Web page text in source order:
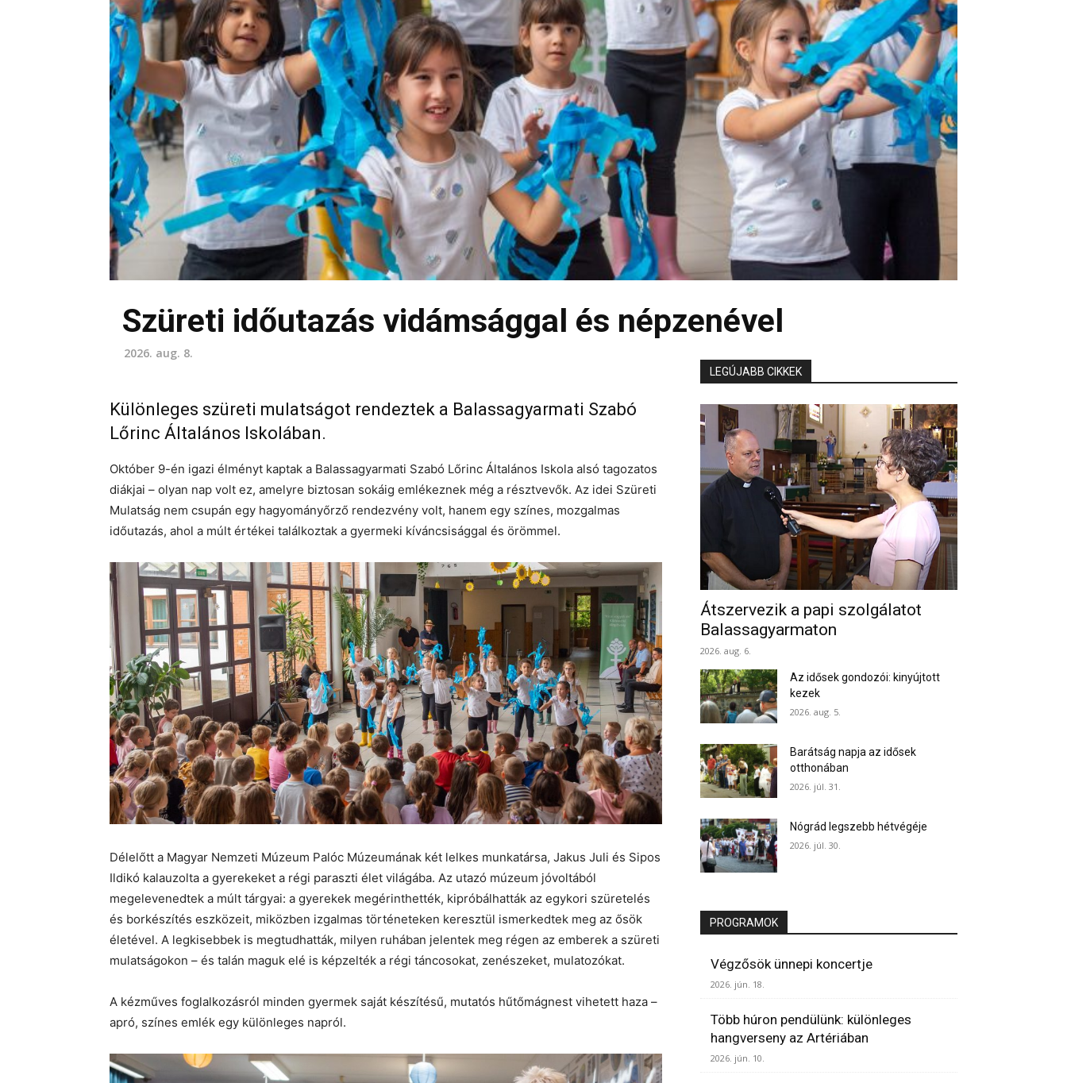
Szüreti időutazás vidámsággal és népzenével
2026. aug. 8.
Különleges szüreti mulatságot rendeztek a Balassagyarmati Szabó
Lőrinc Általános Iskolában.
Október 9-én igazi élményt kaptak a Balassagyarmati Szabó Lőrinc Általános Iskola alsó tagozatos
diákjai – olyan nap volt ez, amelyre biztosan sokáig emlékeznek még a résztvevők. Az idei Szüreti
Mulatság nem csupán egy hagyományőrző rendezvény volt, hanem egy színes, mozgalmas
időutazás, ahol a múlt értékei találkoztak a gyermeki kíváncsisággal és örömmel.
Délelőtt a Magyar Nemzeti Múzeum Palóc Múzeumának két lelkes munkatársa, Jakus Juli és Sipos
Ildikó kalauzolta a gyerekeket a régi paraszti élet világába. Az utazó múzeum jóvoltából
megelevenedtek a múlt tárgyai: a gyerekek megérinthették, kipróbálhatták az egykori szüretelés
és borkészítés eszközeit, miközben izgalmas történeteken keresztül ismerkedtek meg az ősök
életével. A legkisebbek is megtudhatták, milyen ruhában jelentek meg régen az emberek a szüreti
mulatságokon – és talán maguk elé is képzelték a régi táncosokat, zenészeket, mulatozókat.
A kézműves foglalkozásról minden gyermek saját készítésű, mutatós hűtőmágnest vihetett haza –
apró, színes emlék egy különleges napról.
LEGÚJABB CIKKEK
Átszervezik a papi szolgálatot
Balassagyarmaton
2026. aug. 6.
Az idősek gondozói: kinyújtott
kezek
2026. aug. 5.
Barátság napja az idősek
otthonában
2026. júl. 31.
Nógrád legszebb hétvégéje
2026. júl. 30.
PROGRAMOK
Végzősök ünnepi koncertje
2026. jún. 18.
Több húron pendülünk: különleges
hangverseny az Artériában
2026. jún. 10.